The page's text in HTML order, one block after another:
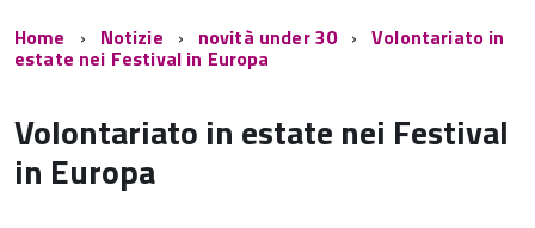
Home Notizie novità under 30 Volontariato in
estate nei Festival in Europa
Volontariato in estate nei Festival
in Europa